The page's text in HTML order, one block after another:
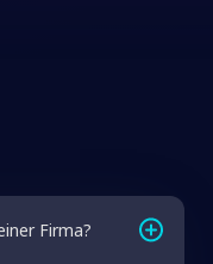
Firma?